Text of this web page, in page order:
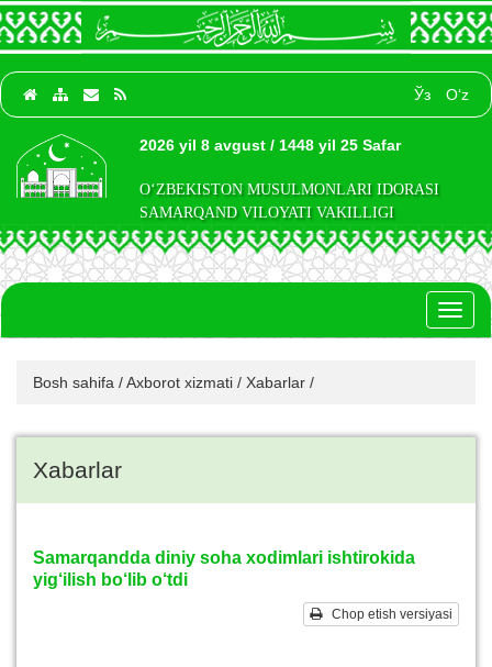
Ўз O‘z
2026 yil 8 avgust / 1448 yil 25 Safar
O‘ZBEKISTON MUSULMONLARI IDORASI
SAMARQAND VILOYATI VAKILLIGI
Bosh sahifa /Axborot xizmati / Xabarlar /
Xabarlar
Samarqandda diniy soha xodimlari ishtirokida
yig‘ilish bo‘lib o‘tdi
Chop etish versiyasi